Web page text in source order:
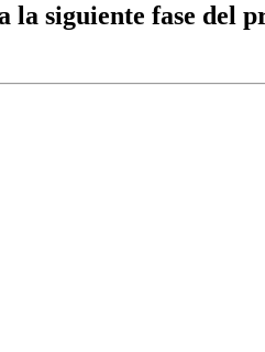
siguiente fase del